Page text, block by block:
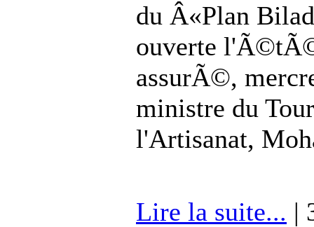
du Â«Plan
ouverte
assurÃ©,
ministre du
l'Artisanat,
Lire la suite... |